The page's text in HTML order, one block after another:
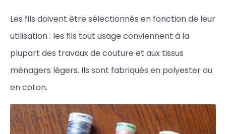
Les fils doivent être sélectionnés en fonction de leur
utilisation : les fils tout usage conviennent à la
plupart des travaux de couture et aux tissus
ménagers légers. Ils sont fabriqués en polyester ou
en coton.